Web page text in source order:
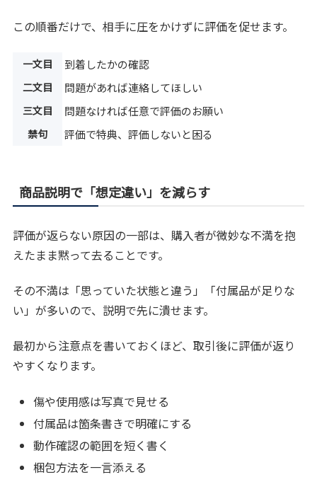
この順番だけで、相手に圧をかけずに評価を促せます。
一文目 到着したかの確認
二文目 問題があれば連絡してほしい
三文目 問題なければ任意で評価のお願い
禁句 評価で特典、評価しないと困る
商品説明で「想定違い」を減らす
評価が返らない原因の一部は、購入者が微妙な不満を抱
えたまま黙って去ることです。
その不満は「思っていた状態と違う」「付属品が足りな
い」が多いので、説明で先に潰せます。
最初から注意点を書いておくほど、取引後に評価が返り
やすくなります。
傷や使用感は写真で見せる
付属品は箇条書きで明確にする
動作確認の範囲を短く書く
梱包方法を一言添える